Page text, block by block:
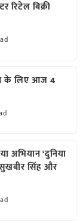
रिटेल बिक्री
के लिए आज 4
अभियान ‘दुनिया
सिंह और